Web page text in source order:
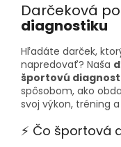
Darčeková
diagnostiku
Hľadáte darček,
napredovať? Naša
športovú
spôsobom, ako
svoj výkon, tréning
⚡ Čo športová